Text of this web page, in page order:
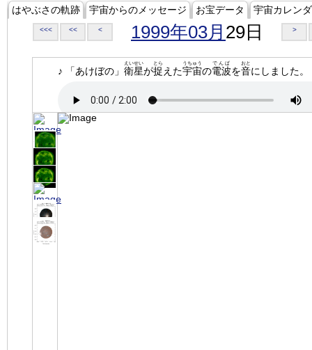
はやぶさの軌跡 宇宙からのメッセージ お宝データ 宇宙カレン
<<< << < 1999年03月 29日 >
♪ 「あけぼの」 衛星
えいせい
が捉
とら
えた宇宙
うちゅう
の電波
でんぱ
を音
おと
にしました。